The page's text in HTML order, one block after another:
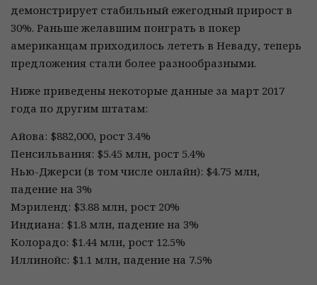
демонстрирует стабильный ежегодный прирост в
30%. Раньше желавшим поиграть в покер
американцам приходилось лететь в Неваду, теперь
предложения стали более разнообразными.
Ниже приведены некоторые данные за март 2017
года по другим штатам:
Айова: $882,000, рост 3.4%
Пенсильвания: $5.45 млн, рост 5.4%
Нью-Джерси (в том числе онлайн): $4.75 млн,
падение на 3%
Мэриленд: $3.88 млн, рост 20%
Индиана: $1.8 млн, падение на 3%
Колорадо: $1.44 млн, рост 12.5%
Иллинойс: $1.1 млн, падение на 7.5%